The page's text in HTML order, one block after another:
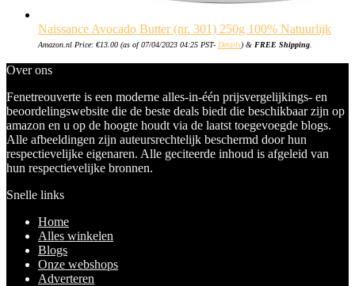
Naissance Avocado Butter (nr. 301) 250g 100% Natuurlijk
Amazon.nl Price: €13.00 (as of 07/04/2023 04:25 PST- Details) & FREE Shipping
Over ons
Fenetreouverte is een moderne alles-in-één prijsvergelijkings- en
beoordelingswebsite die de beste deals biedt die beschikbaar zijn op
amazon en u op de hoogte houdt via de laatst toegevoegde blogs.
Alle afbeeldingen zijn auteursrechtelijk beschermd door hun
respectievelijke eigenaren. Alle geciteerde inhoud is afgeleid van
hun respectievelijke bronnen.
Snelle links
Home
Alles winkelen
Blogs
Onze webshops
Adverteren